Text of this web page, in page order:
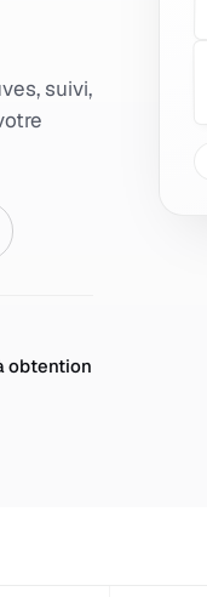
suivi,
obtention